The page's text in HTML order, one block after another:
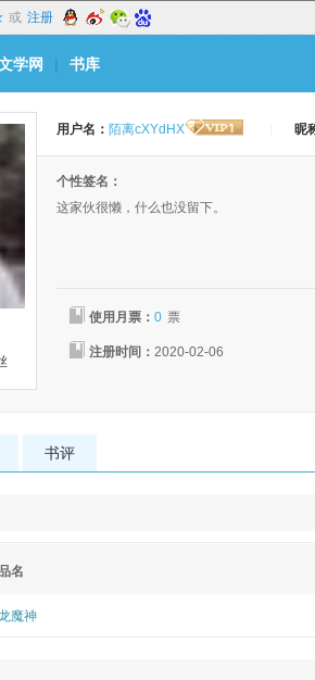
或 注册
学网 | 书库
用户名： 陌离cXYdHX 昵
个性签名：
这家伙很懒，什么也没留下。
使用月票： 0 票
注册时间： 2020-02-06
书评
名
魔神